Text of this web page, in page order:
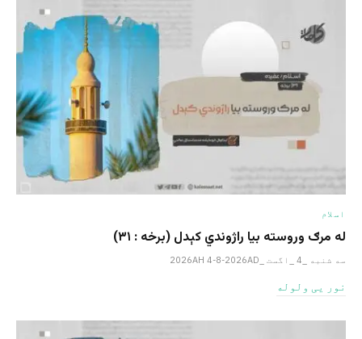
اسلام
له مرګ وروسته بیا راژوندي کېدل (برخه : ۳۱)
سه شنبه _4 _اگست _2026AH 4-8-2026AD
نور یی ولوله